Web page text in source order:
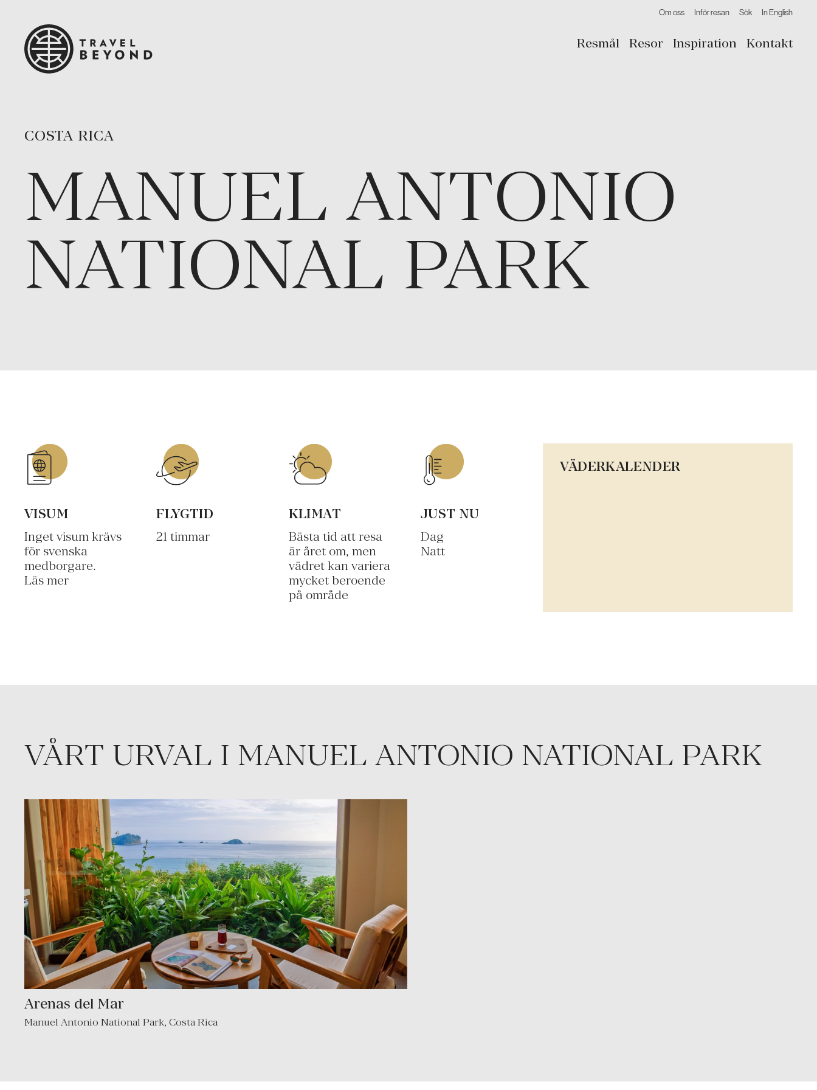
Om oss Inför resan Sök In English
Resmål Resor Inspiration Kontakt
MANUEL ANTONIO
NATIONAL PARK
COSTA RICA
VISUM
Inget visum krävs
för svenska
medborgare.
Läs mer
FLYGTID
21 timmar
KLIMAT
Bästa tid att resa
är året om, men
vädret kan variera
mycket beroende
på område
JUST NU
Dag
Natt
VÄDERKALENDER
VÅRT URVAL I MANUEL ANTONIO NATIONAL PARK
Arenas del Mar
Manuel Antonio National Park, Costa Rica